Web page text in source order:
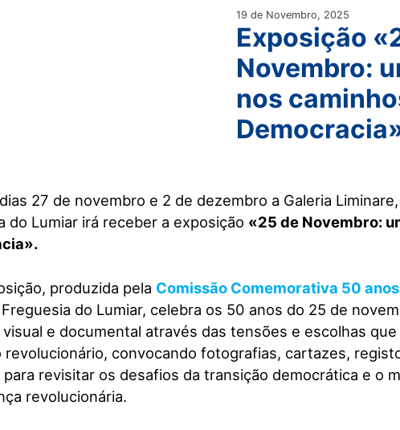
19 de Novembro, 2025
Exposição
Novembro:
nos
27 de novembro e 2 de dezembro a Galeria
do Lumiar irá receber a exposição «25 de Novembro:
produzida pela Comissão Comemorativa 50
do Lumiar, celebra os 50 anos do 25 de
e documental através das tensões e escolhas
revolucionário, convocando fotografias, cartazes,
para revisitar os desafios da transição democrática e o
revolucionária.